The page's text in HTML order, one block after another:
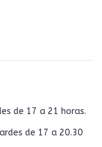
de 17 a 21 horas.
de 17 a 20.30